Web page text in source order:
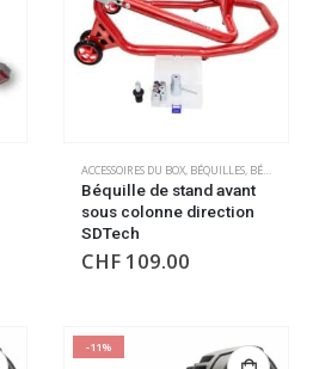
ACCESSOIRES DU BOX, BÉQUILLES, BÉQUILLES
Béquille de stand avant
sous colonne direction
SDTech
CHF 109.00
-11%